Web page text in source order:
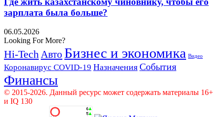
зарплата была больше?
06.05.2026
Looking For More?
Hi-Tech Авто Бизнес и экономика Видео
Коронавирус COVID-19 Назначения События
Финансы
© 2015-2026. Данный ресурс может содержать материалы 16+
и IQ 130